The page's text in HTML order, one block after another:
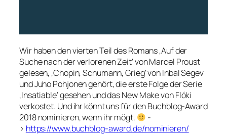
Wir haben den vierten Teil des Romans ‚Auf der
Suche nach der verlorenen Zeit‘ von Marcel Proust
gelesen, ‚Chopin, Schumann, Grieg‘ von Inbal Segev
und Juho Pohjonen gehört, die erste Folge der Serie
‚Insatiable‘ gesehen und das New Make von Flóki
verkostet. Und ihr könnt uns für den Buchblog-Award
2018 nominieren, wenn ihr mögt.
-
> https://www.buchblog-award.de/nominieren/